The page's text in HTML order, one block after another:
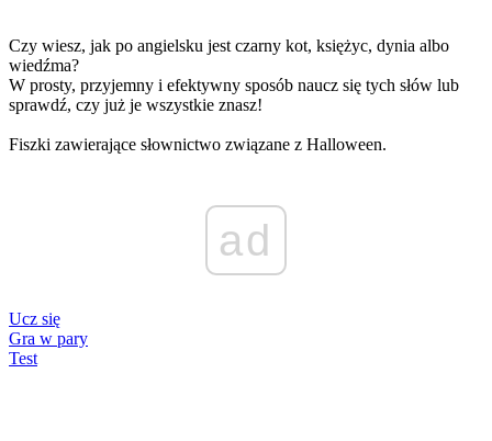
Czy wiesz, jak po angielsku jest czarny kot, księżyc, dynia albo
wiedźma?
W prosty, przyjemny i efektywny sposób naucz się tych słów lub
sprawdź, czy już je wszystkie znasz!
Fiszki zawierające słownictwo związane z Halloween.
ad
Ucz się
Gra w pary
Test